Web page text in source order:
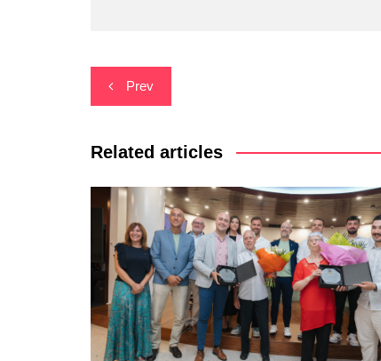
Navegació
d'entrades
Prev
Related articles